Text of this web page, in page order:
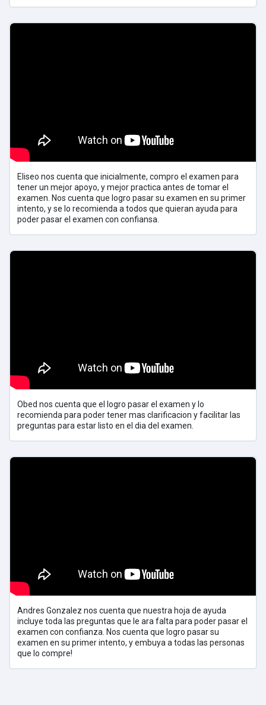
Eliseo nos cuenta que inicialmente, compro el examen para
tener un mejor apoyo, y mejor practica antes de tomar el
examen. Nos cuenta que logro pasar su examen en su primer
intento, y se lo recomienda a todos que quieran ayuda para
poder pasar el examen con confiansa.
Obed nos cuenta que el logro pasar el examen y lo
recomienda para poder tener mas clarificacion y facilitar las
preguntas para estar listo en el dia del examen.
Andres Gonzalez nos cuenta que nuestra hoja de ayuda
incluye toda las preguntas que le ara falta para poder pasar el
examen con confianza. Nos cuenta que logro pasar su
examen en su primer intento, y embuya a todas las personas
que lo compre!